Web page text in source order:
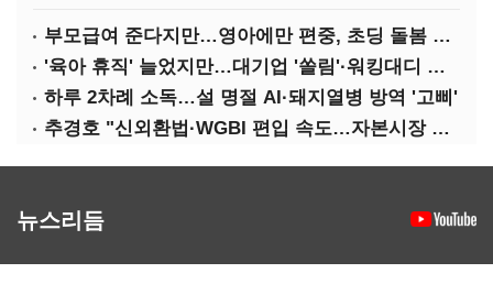
부모급여 준다지만…영아에만 편중, 초딩 돌봄 절실
'육아 휴직' 늘었지만…대기업 '쏠림'·워킹대디 여전히 '저조'
하루 2차례 소독…설 명절 AI·돼지열병 방역 '고삐'
추경호 "신외환법·WGBI 편입 속도…자본시장 투자환경 개선"
뉴스리듬